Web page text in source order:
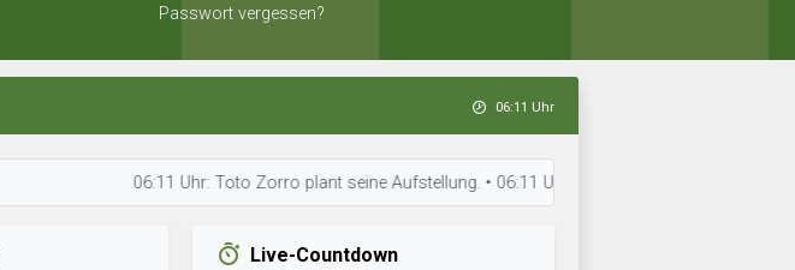
Passwort vergessen?
06:11 Uhr
06:11 Uhr: Toto Zorro plant seine Aufstellung. • 06:11 Uhr: FC Übersteiger e.V. arbeitet an
Live-Countdown